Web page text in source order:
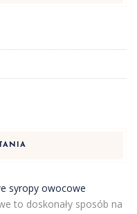
syropy owocowe
to doskonały sposób na